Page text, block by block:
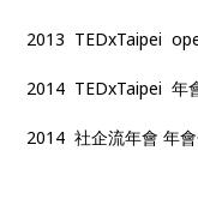
2013 TEDxTaipei
2014 TEDxTaipei 年
2014 社企流年會 年